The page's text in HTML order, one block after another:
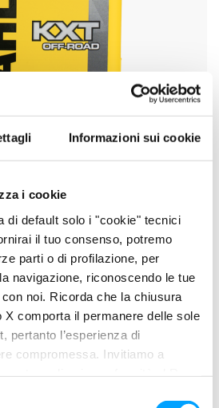
Informazioni sui cookie
i cookie
di default solo i "cookie" tecnici
il tuo consenso, potremo
parti o di profilazione, per
navigazione, riconoscendo le tue
noi. Ricorda che la chiusura
X comporta il permanere delle sole
pertanto l’esperienza di
compromessa. Invitiamo a
KXT OFF ROAD